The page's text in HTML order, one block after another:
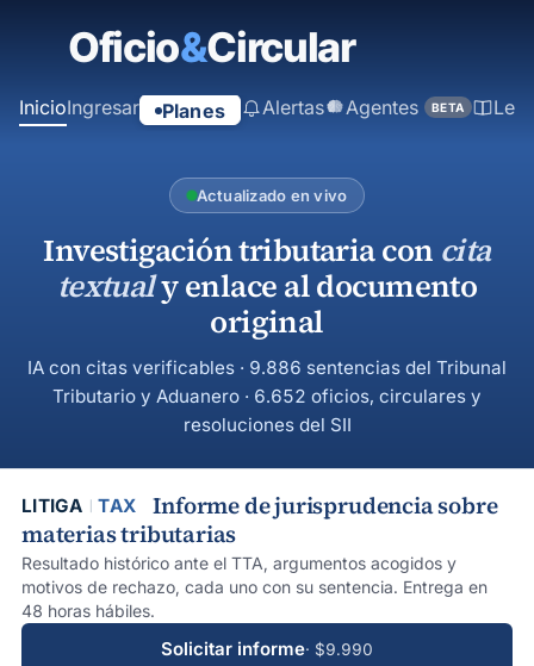
principal
InicioIngresar Planes Alertas Agentes BETA
Actualizado en vivo
Investigación tributaria con cita
textualy enlace al documento
original
IA con citas verificables · 9.886 sentencias del Tribunal
Tributario y Aduanero · 6.652 oficios, circulares y
resoluciones del SII
LITIGA TAX
Informe de jurisprudencia sobre
materias tributarias
Resultado histórico ante el TTA, argumentos acogidos y
motivos de rechazo, cada uno con su sentencia. Entrega en
48 horas hábiles.
Solicitar informe· $9.990